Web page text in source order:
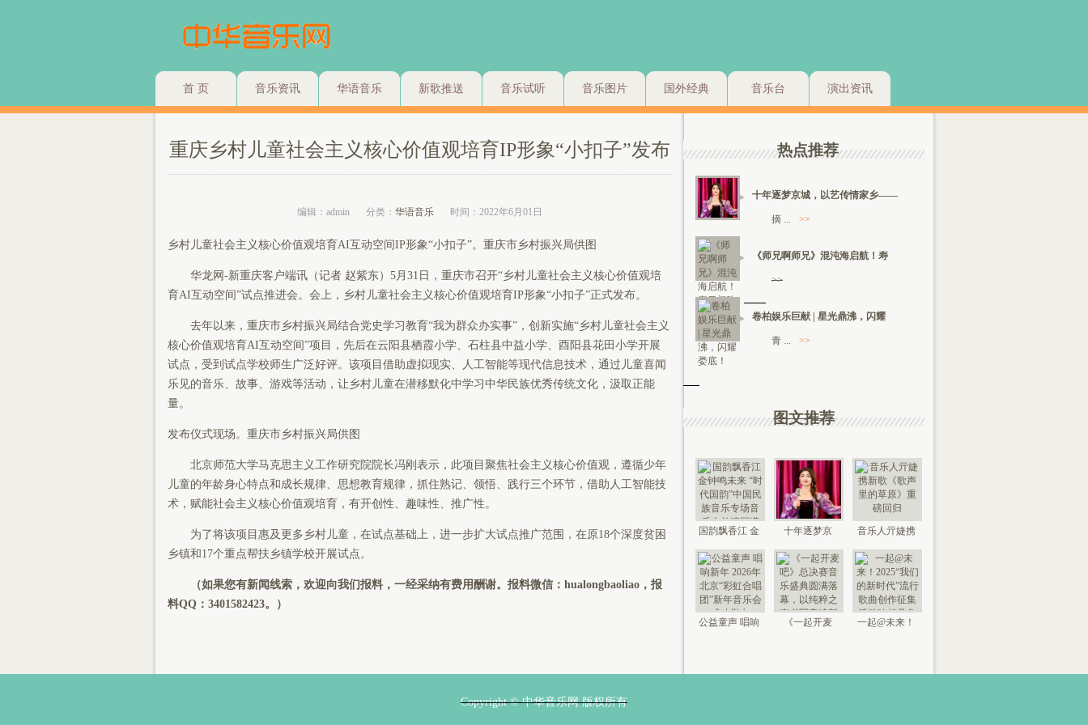
首 页 音乐资讯 华语音乐 新歌推送 音乐试听 音乐图片 国外经典 音乐台 演出资讯
重庆乡村儿童社会主义核心价值观培育IP形象“小扣子”发布
编辑：admin 分类： 华语音乐 时间：2022年6月01日
乡村儿童社会主义核心价值观培育AI互动空间IP形象“小扣子”。重庆市乡村振兴局供图
华龙网-新重庆客户端讯（记者 赵紫东）5月31日，重庆市召开“乡村儿童社会主义核心价值观培
育AI互动空间”试点推进会。会上，乡村儿童社会主义核心价值观培育IP形象“小扣子”正式发布。
去年以来，重庆市乡村振兴局结合党史学习教育“我为群众办实事”，创新实施“乡村儿童社会主义
核心价值观培育AI互动空间”项目，先后在云阳县栖霞小学、石柱县中益小学、酉阳县花田小学开展
试点，受到试点学校师生广泛好评。该项目借助虚拟现实、人工智能等现代信息技术，通过儿童喜闻
乐见的音乐、故事、游戏等活动，让乡村儿童在潜移默化中学习中华民族优秀传统文化，汲取正能
量。
发布仪式现场。重庆市乡村振兴局供图
北京师范大学马克思主义工作研究院院长冯刚表示，此项目聚焦社会主义核心价值观，遵循少年
儿童的年龄身心特点和成长规律、思想教育规律，抓住熟记、领悟、践行三个环节，借助人工智能技
术，赋能社会主义核心价值观培育，有开创性、趣味性、推广性。
为了将该项目惠及更多乡村儿童，在试点基础上，进一步扩大试点推广范围，在原18个深度贫困
乡镇和17个重点帮扶乡镇学校开展试点。
（如果您有新闻线索，欢迎向我们报料，一经采纳有费用酬谢。报料微信：hualongbaoliao，报
料QQ：3401582423。）
热点推荐
十年逐梦京城，以艺传情家乡——
摘 ... >>
《师兄啊师兄》混沌海启航！寿
>>
卷柏娱乐巨献 | 星光鼎沸，闪耀
青 ... >>
图文推荐
国韵飘香江 金
钟鸣未来 “时代
国
十年逐梦京
城，以艺传情
家乡——
音乐人亓婕携
新歌《歌声里
的草
公益童声 唱响
《一起开麦
一起@未来！
Copyright © 中华音乐网 版权所有